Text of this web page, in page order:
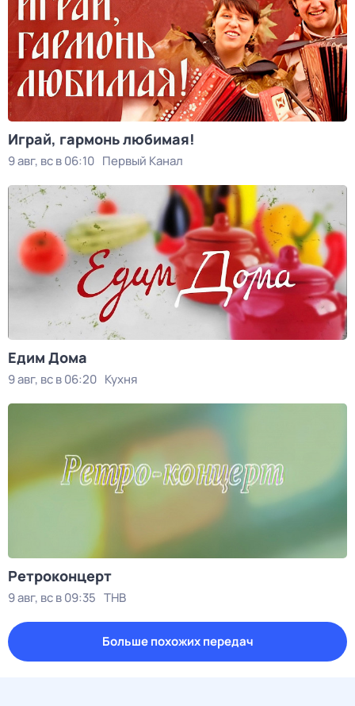
Играй, гармонь любимая!
9 авг, вс в 06:10 Первый Канал
Едим Дома
9 авг, вс в 06:20 Кухня
Ретроконцерт
9 авг, вс в 09:35 ТНВ
Больше похожих передач